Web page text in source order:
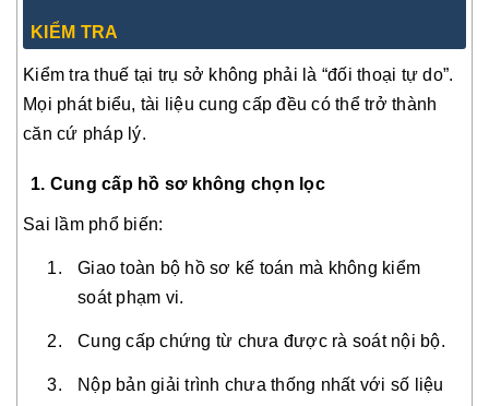
KIỂM TRA
Kiểm tra thuế tại trụ sở không phải là “đối thoại tự do”.
Mọi phát biểu, tài liệu cung cấp đều có thể trở thành
căn cứ pháp lý.
1. Cung cấp hồ sơ không chọn lọc
Sai lầm phổ biến:
Giao toàn bộ hồ sơ kế toán mà không kiểm
soát phạm vi.
Cung cấp chứng từ chưa được rà soát nội bộ.
Nộp bản giải trình chưa thống nhất với số liệu